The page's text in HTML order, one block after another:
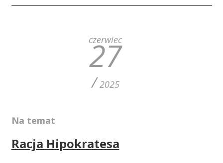
czerwiec
27
/ 2025
Na temat
Racja Hipokratesa